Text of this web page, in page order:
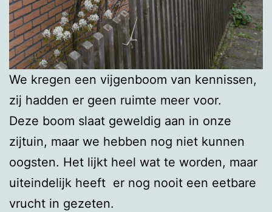
We kregen een vijgenboom van kennissen,
zij hadden er geen ruimte meer voor.
Deze boom slaat geweldig aan in onze
zijtuin, maar we hebben nog niet kunnen
oogsten. Het lijkt heel wat te worden, maar
uiteindelijk heeft er nog nooit een eetbare
vrucht in gezeten.